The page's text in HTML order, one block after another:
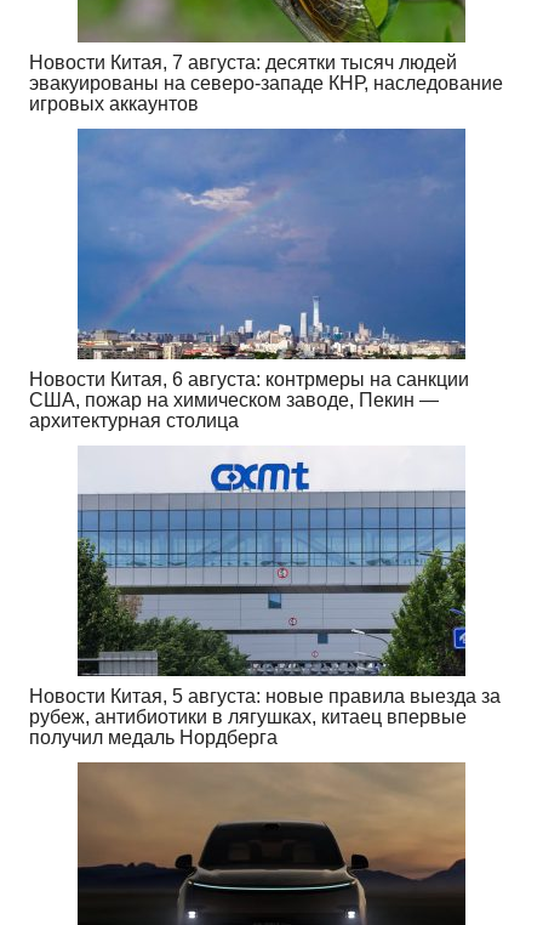
Новости Китая, 7 августа: десятки тысяч людей
эвакуированы на северо-западе КНР, наследование
игровых аккаунтов
Новости Китая, 6 августа: контрмеры на санкции
США, пожар на химическом заводе, Пекин —
архитектурная столица
Новости Китая, 5 августа: новые правила выезда за
рубеж, антибиотики в лягушках, китаец впервые
получил медаль Нордберга